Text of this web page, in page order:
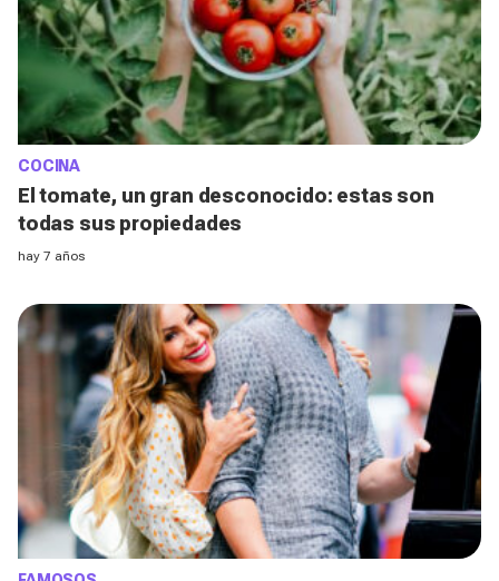
COCINA
El tomate, un gran desconocido: estas son
todas sus propiedades
hay 7 años